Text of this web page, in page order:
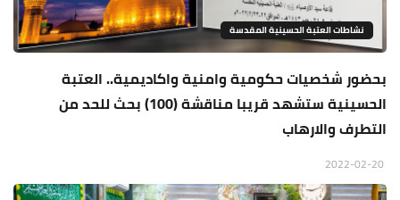
نشاطات العتبة الحسينية المقدسة
بحضور شخصيات حكومية وامنية واكاديمية.. العتبة
الحسينية ستشهد قريبا مناقشة (100) بحث للحد من
التطرف والارهاب